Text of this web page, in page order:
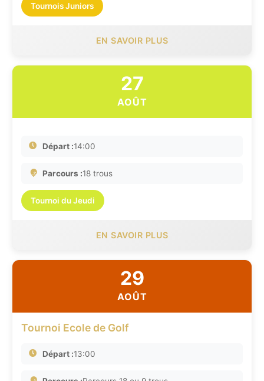
Tournois Juniors
EN SAVOIR PLUS
27
AOÛT
Départ :14:00
Parcours :18 trous
Tournoi du Jeudi
EN SAVOIR PLUS
29
AOÛT
Tournoi Ecole de Golf
Départ :13:00